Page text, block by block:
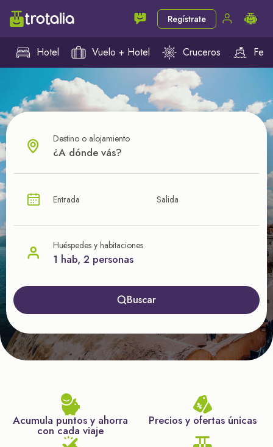
Regístrate
Hotel Vuelo + Hotel Cruceros
¿CUÁL VA A SER TU PRÓXIMO TROTE?
nuestras ofertas
Destino o alojamiento
Entrada Salida
Huéspedes y habitaciones
1 hab, 2 personas
Buscar
Acumula puntos y ahorra
con cada viaje
Precios y ofertas únicas